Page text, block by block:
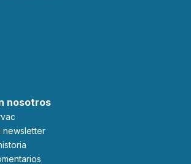
nosotros
newsletter